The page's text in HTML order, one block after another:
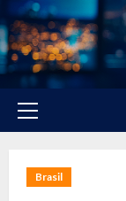
Skip
to
content
Primary
Brasil